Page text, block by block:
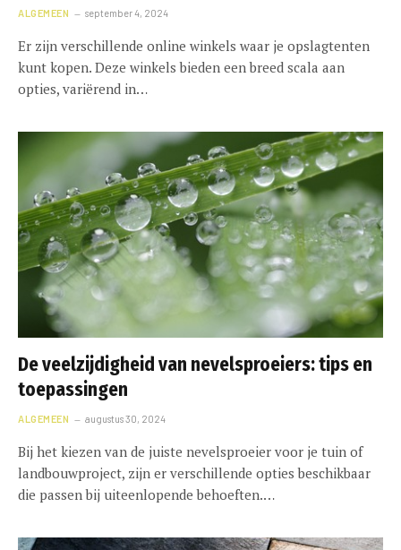
ALGEMEEN september 4, 2024
Er zijn verschillende online winkels waar je opslagtenten
kunt kopen. Deze winkels bieden een breed scala aan
opties, variërend in…
De veelzijdigheid van nevelsproeiers: tips en
toepassingen
ALGEMEEN augustus 30, 2024
Bij het kiezen van de juiste nevelsproeier voor je tuin of
landbouwproject, zijn er verschillende opties beschikbaar
die passen bij uiteenlopende behoeften.…